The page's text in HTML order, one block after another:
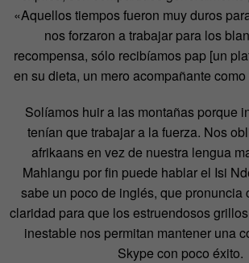
«Aquellos tiempos fueron muy duros
nos forzaron a trabajar para los
recompensa, sólo recibíamos pap [un
en su dieta, un mero acompañante
Solíamos huir a las montañas porque
tenían que trabajar a la fuerza. Nos
afrikaans en vez de nuestra lengua
Mahlangu por fin puede hablar el Isi
sabe un poco de inglés, que pronuncia
claridad para que los estruendosos
inestable nos permitan mantener una
Skype con poco éxito.